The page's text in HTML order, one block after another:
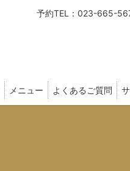
予約TEL：023-665-
メニュー よくあるご質問